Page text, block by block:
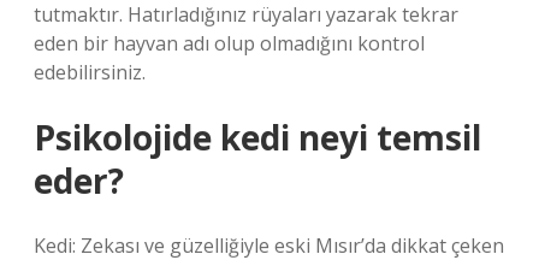
tutmaktır. Hatırladığınız rüyaları yazarak tekrar
eden bir hayvan adı olup olmadığını kontrol
edebilirsiniz.
Psikolojide kedi neyi temsil
eder?
Kedi: Zekası ve güzelliğiyle eski Mısır’da dikkat çeken